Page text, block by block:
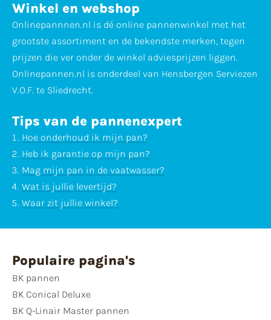
Winkel en webshop
Onlinepannnen.nl is dé online pannenwinkel met het
grootste assortiment en de bekendste merken, tegen
prijzen die ver onder de winkel adviesprijzen liggen.
Onlinepannen.nl is onderdeel van Hensbergen Serviezen
V.O.F. te Sliedrecht.
Tips van de pannenexpert
Hoe onderhoud ik mijn pan?
Heb ik garantie op mijn pan?
Mag mijn pan in de vaatwasser?
Wat is jullie levertijd?
Waar zit jullie winkel?
Populaire pagina's
BK pannen
BK Conical Deluxe
BK Q-Linair Master pannen